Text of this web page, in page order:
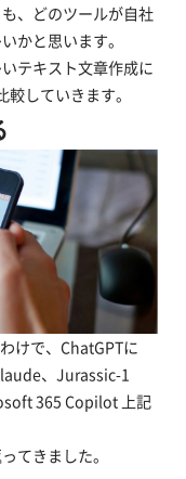
、どのツールが自社
かと思います。
テキスト文章作成に
していきます。
けで、ChatGPTに
、Jurassic-1
365 Copilot 上記
てきました。